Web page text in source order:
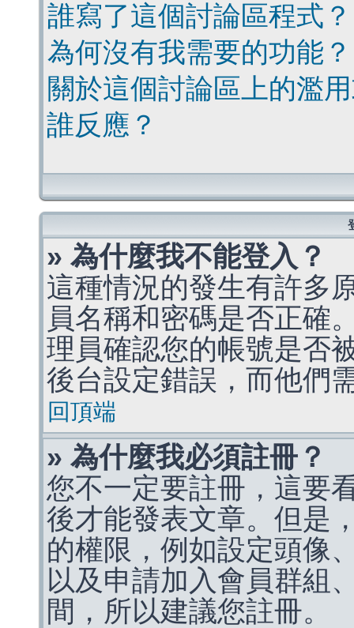
誰寫了這個討論區程式？
為何沒有我需要的功能？
關於這個討論區上的濫
誰反應？
» 為什麼我不能登入？
這種情況的發生有許多
員名稱和密碼是否正確
理員確認您的帳號是否
後台設定錯誤，而他們
回頂端
» 為什麼我必須註冊？
您不一定要註冊，這要
後才能發表文章。但是
的權限，例如設定頭像
以及申請加入會員群組
間，所以建議您註冊。